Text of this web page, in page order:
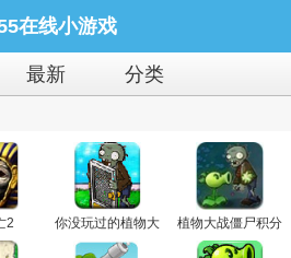
在线小游戏
最新 分类
2
你没玩过的植物大
战僵尸4
植物大战僵尸积分
版关卡全开